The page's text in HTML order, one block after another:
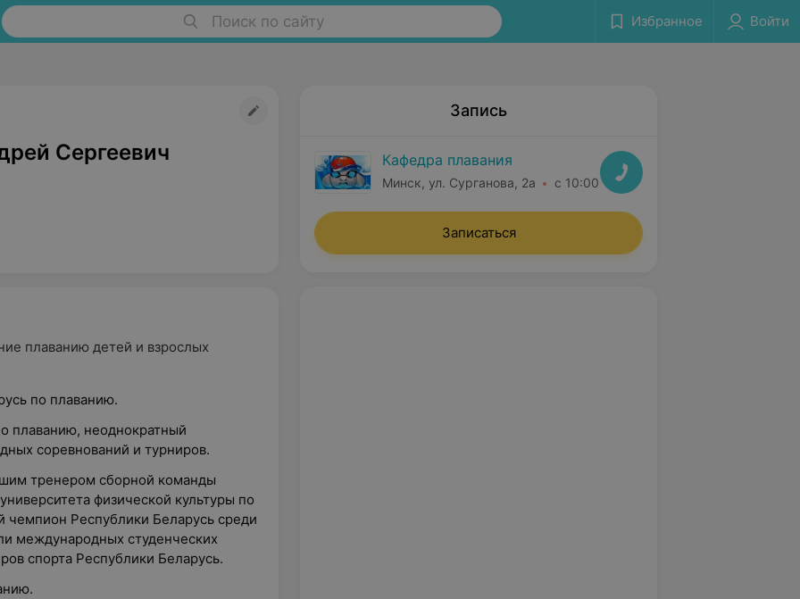
Поиск по сайту Избранное Войти
Сергеевич
плаванию детей и взрослых
по плаванию.
плаванию, неоднократный
соревнований и турниров.
тренером сборной команды
физической культуры по
чемпион Республики Беларусь среди
международных студенческих
спорта Республики Беларусь.
Запись
Кафедра плавания
Минск, ул. Сурганова, 2а с 10:00
Записаться